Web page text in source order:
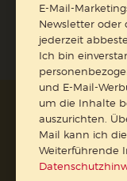
AGB und
E-Mail-
Newsletter oder
jederzeit
Ich bin
und E-Mail-
um die Inhalte
auszurichten.
Mail kann ich
Weiterführende